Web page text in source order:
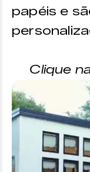
papéis e
Clique